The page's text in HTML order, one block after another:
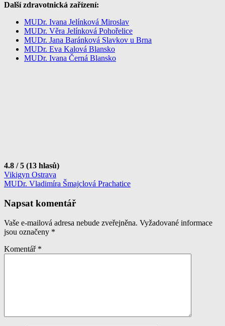
Další zdravotnická zařízení:
MUDr. Ivana Jelínková Miroslav
MUDr. Věra Jelínková Pohořelice
MUDr. Jana Baránková Slavkov u Brna
MUDr. Eva Kalová Blansko
MUDr. Ivana Černá Blansko
4.8 / 5 (13 hlasů)
Navigace
pro
příspěvek
Vikigyn Ostrava
MUDr. Vladimíra Šmajclová Prachatice
Napsat komentář
Vaše e-mailová adresa nebude zveřejněna. Vyžadované informace
jsou označeny *
Komentář *